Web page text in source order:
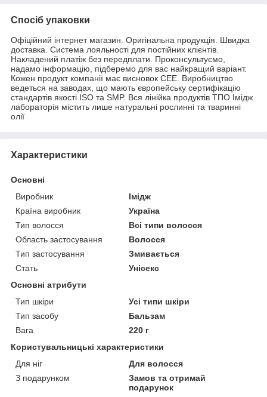
Спосіб упаковки
Офіційний інтернет магазин. Оригінальна продукція. Швидка
доставка. Система лояльності для постійних клієнтів.
Накладений платіж без передплати. Проконсультуємо,
надамо інформацію, підберемо для вас найкращий варіант.
Кожен продукт компанії має висновок СЕЕ. Виробництво
ведеться на заводах, що мають європейську сертифікацію
стандартів якості ISO та SMP. Вся лінійка продуктів ТПО Імідж
лабораторія містить лише натуральні рослинні та тваринні
олії
Характеристики
Основні
Виробник
Імідж
Країна виробник
Україна
Тип волосся
Всі типи волосся
Область застосування
Волосся
Тип застосування
Змивається
Стать
Унісекс
Основні атрибути
Тип шкіри
Усі типи шкіри
Тип засобу
Бальзам
Вага
220 г
Користувальницькі характеристики
Для ніг
Для волосся
З подарунком
Замов та отримай
подарунок